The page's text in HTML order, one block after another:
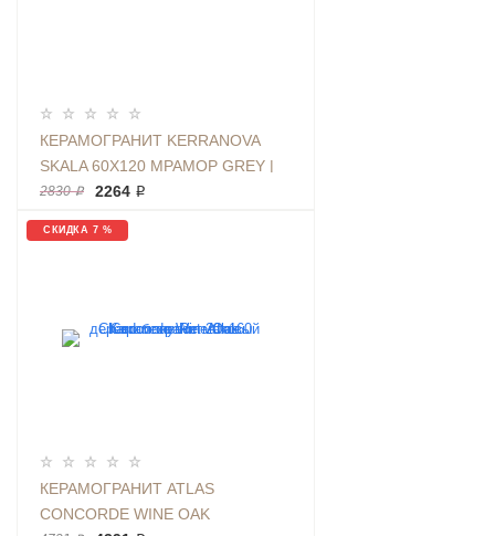
КЕРАМОГРАНИТ KERRANOVA
SKALA 60Х120 МРАМОР GREY |
ФОН K-2202/MR/600X1200X11
2830 ₽ 2264 ₽
СКИДКА 7 %
КЕРАМОГРАНИТ ATLAS
CONCORDE WINE OAK